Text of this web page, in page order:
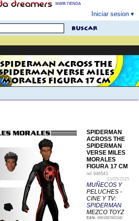
MAPA TIENDA
Iniciar sesion
buscar
SPIDERMAN ACROSS THE
VERSE MILES
MORALES FIGURA 17 CM
SPIDERMAN
ACROSS THE
SPIDERMAN
VERSE MILES
MORALES
FIGURA 17 CM
ref 946543
15/05/2025
MUÑECOS Y
PELUCHES -
CINE Y TV:
SPIDERMAN
MEZCO TOYZ
EAN: 6961987663180